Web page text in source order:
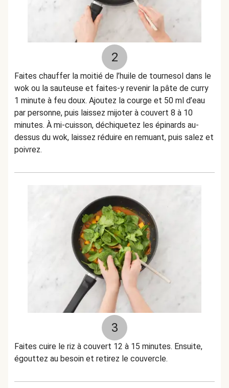
2
Faites chauffer la moitié de l’huile de tournesol dans le
wok ou la sauteuse et faites-y revenir la pâte de curry
1 minute à feu doux. Ajoutez la courge et 50 ml d’eau
par personne, puis laissez mijoter à couvert 8 à 10
minutes. À mi-cuisson, déchiquetez les épinards au-
dessus du wok, laissez réduire en remuant, puis salez et
poivrez.
3
Faites cuire le riz à couvert 12 à 15 minutes. Ensuite,
égouttez au besoin et retirez le couvercle.